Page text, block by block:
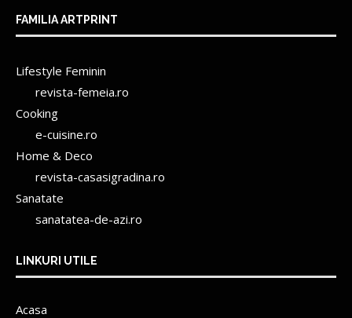
FAMILIA ARTPRINT
Lifestyle Feminin
revista-femeia.ro
Cooking
e-cuisine.ro
Home & Deco
revista-casasigradina.ro
Sanatate
sanatatea-de-azi.ro
LINKURI UTILE
Acasa